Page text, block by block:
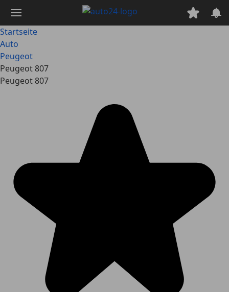
Hauptinhalt
springen
Startseite
Auto
Peugeot
Peugeot 807
Peugeot 807